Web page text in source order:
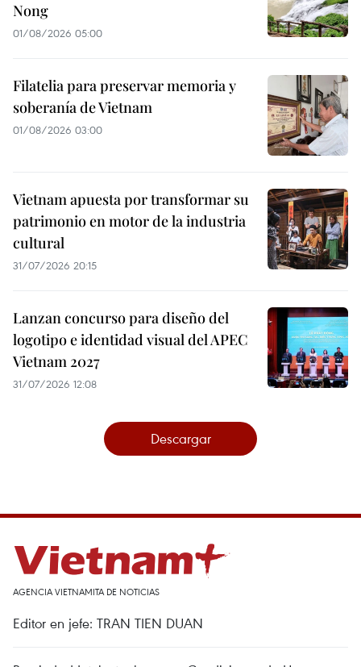
Nong
01/08/2026 05:00
Filatelia para preservar memoria y
soberanía de Vietnam
01/08/2026 03:00
Vietnam apuesta por transformar su
patrimonio en motor de la industria
cultural
31/07/2026 20:15
Lanzan concurso para diseño del
logotipo e identidad visual del APEC
Vietnam 2027
31/07/2026 12:08
Descargar
AGENCIA VIETNAMITA DE NOTICIAS
Editor en jefe: TRAN TIEN DUAN